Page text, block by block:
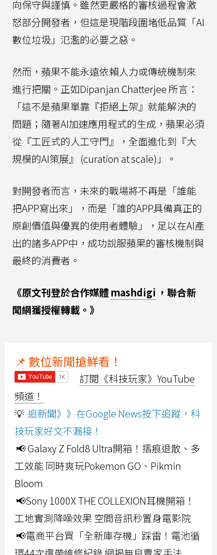
向保守與謹慎。雖然更嚴格的審核過程會激
怒部分開發者，但這是現階段圍堵低品質「AI
數位垃圾」氾濫的必要之惡。
然而，蘋果不能永遠依賴人力或傳統機制來
進行把關。正如Dipanjan Chatterjee 所言：
「這不是蘋果單靠『拒絕上架』就能解決的
問題；隨著AI加速應用程式的生成，蘋果必須
從『工匠式的人工守門』，全面進化到『大
規模的AI策展』 (curation at scale)」。
對開發者而言，未來的戰場將不再是「誰能
把APP寫出來」，而是「誰的APP具備真正的
原創價值與優異的使用者體驗」，足以在AI產
出的諸多APP中，成功說服蘋果的審核機制與
最終的消費者。
《原文刊登於合作媒體 mashdigi ，聯合新
聞網獲授權轉載。》
📌 數位新聞搶鮮看！
訂閱《科技玩家》YouTube
頻道！
💡 追新聞》》在Google News按下追蹤，科
技玩家好文不漏接！
📢 Galaxy Z Fold8 Ultra開箱！摺痕退散、多
工效能 同時爽玩Pokemon GO、Pikmin
Bloom
📢Sony 1000X THE COLLEXION耳機開箱！
工地實測降噪效果 空間音訊秒置身電影院
📢電商平台買「全新庫存機」踩雷！電池循